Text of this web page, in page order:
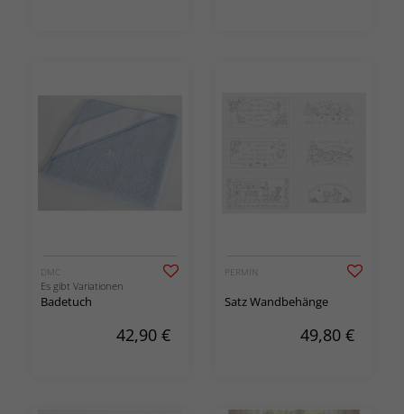
DMC
Es gibt Variationen
Badetuch
42,90 €
PERMIN
Satz Wandbehänge
49,80 €